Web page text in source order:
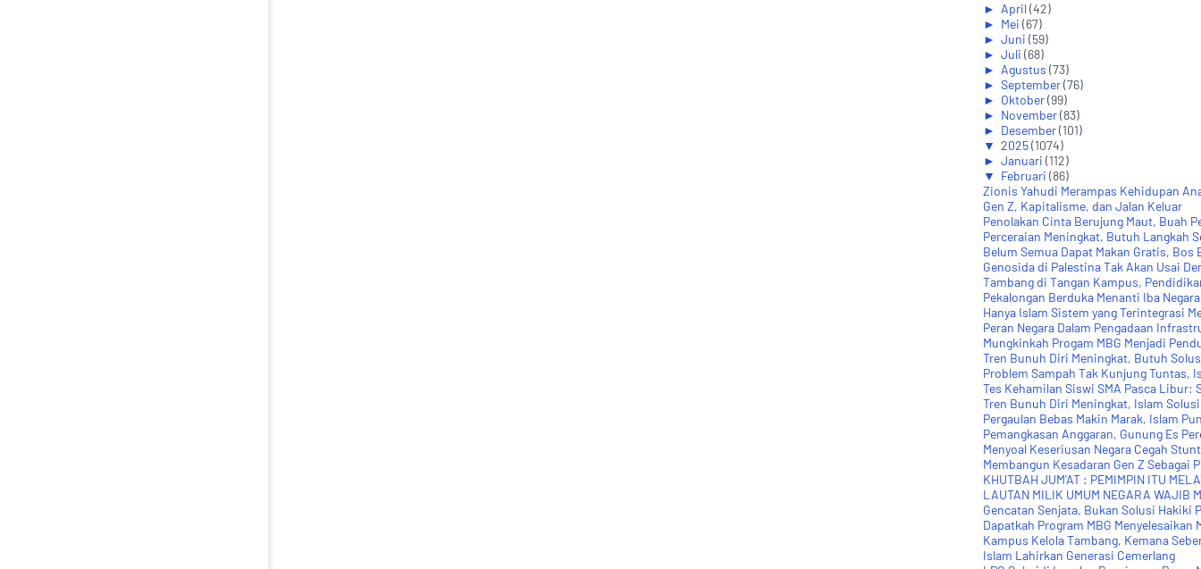
► April(42)
► Mei (67)
► Juni (59)
► Juli (68)
► Agustus (73)
► September(76)
► Oktober(99)
► November(83)
► Desember(101)
▼ 2025(1074)
► Januari (112)
▼ Februari (86)
Zionis Yahudi Merampas Kehidupan
Gen Z, Kapitalisme, dan Jalan Keluar
Penolakan Cinta Berujung Maut, Buah
Perceraian Meningkat, Butuh Langkah
Belum Semua Dapat Makan Gratis, Bos
Genosida di Palestina Tak Akan Usai
Tambang di Tangan Kampus,
Pekalongan Berduka Menanti Iba Negara
Hanya Islam Sistem yang Terintegrasi
Peran Negara Dalam Pengadaan
Mungkinkah Progam MBG Menjadi
Tren Bunuh Diri Meningkat, Butuh
Problem Sampah Tak Kunjung Tuntas,
Tes Kehamilan Siswi SMA Pasca Libur:
Tren Bunuh Diri Meningkat, Islam
Pergaulan Bebas Makin Marak, Islam
Pemangkasan Anggaran, Gunung Es
Menyoal Keseriusan Negara Cegah
Membangun Kesadaran Gen Z Sebagai
KHUTBAH JUM'AT : PEMIMPIN ITU
LAUTAN MILIK UMUM NEGARA WAJIB
Gencatan Senjata, Bukan Solusi Hakiki
Dapatkah Program MBG Menyelesaikan
Kampus Kelola Tambang, Kemana
Islam Lahirkan Generasi Cemerlang